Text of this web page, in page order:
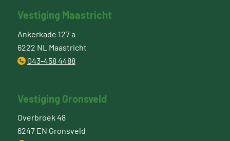
Vestiging Maastricht
Ankerkade 127 a
6222 NL Maastricht
043-458 4488
Vestiging Gronsveld
Overbroek 48
6247 EN Gronsveld